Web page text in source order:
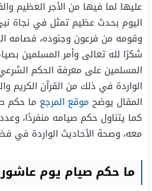
عليها لما فيها من الأجر العظيم
اليوم بحدث عظيم تمثل في نجاة
وقومه من فرعون وجنوده، فصامه
شكرًا لله تعالى وأمر المسلمين
المسلمين على معرفة الحكم
الواردة في ذلك من القرآن الكريم
المقال يوضح موقع المرجع ما حكم
كما يتناول حكم صيامه منفردًا،
معه، وصحة الأحاديث الواردة في
ما حكم صيام يوم